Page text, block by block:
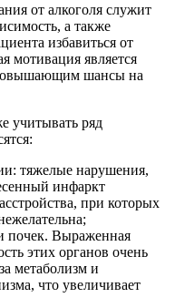
от алкоголя служит
а также
избавиться от
мотивация является
шансы на
учитывать ряд
тяжелые нарушения,
инфаркт
при которых
почек. Выраженная
этих органов очень
метаболизм и
что увеличивает